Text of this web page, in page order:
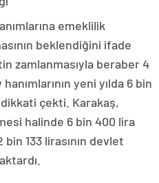
emeklilik
beklendiğini ifade
zamlanmasıyla beraber 4
yeni yılda 6 bin
çekti. Karakaş,
halinde 6 bin 400 lira
133 lirasının devlet